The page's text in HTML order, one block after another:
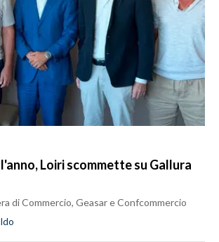
Loiri scommette su Gallura
di Commercio, Geasar e Confcommercio